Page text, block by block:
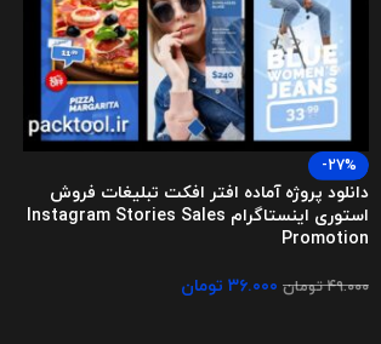
-27%
دانلود پروژه آماده افتر افکت تبلیغات فروش
استوری اینستاگرام Instagram Stories Sales
Promotion
۴۹.۰۰۰تومان ۳۶.۰۰۰ تومان